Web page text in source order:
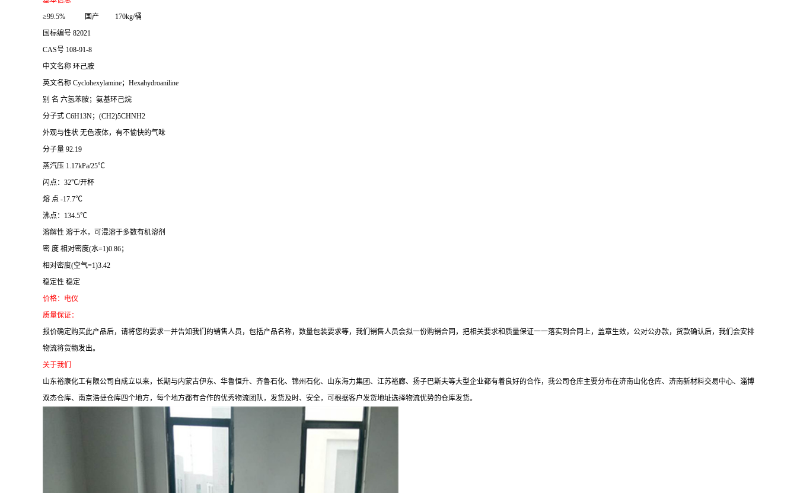
≥99.5% 国产 170kg/桶
国标编号 82021
CAS号 108-91-8
中文名称 环己胺
英文名称 Cyclohexylamine；Hexahydroaniline
别 名 六氢苯胺；氨基环己烷
分子式 C6H13N；(CH2)5CHNH2
外观与性状 无色液体，有不愉快的气味
分子量 92.19
蒸汽压 1.17kPa/25℃
闪点：32℃/开杯
熔 点 -17.7℃
沸点：134.5℃
溶解性 溶于水，可混溶于多数有机溶剂
密 度 相对密度(水=1)0.86；
相对密度(空气=1)3.42
稳定性 稳定
价格：电仪
质量保证：
报价确定购买此产品后，请将您的要求一并告知我们的销售人员，包括产品名称，数量包装要求等，我们销售人员会拟一份购销合同，把相关要求和质量保证一一落实到合同上，盖章生效，公对公办款，货款确认后，我们会安排
物流将货物发出。
关于我们
山东裕康化工有限公司自成立以来，长期与内蒙古伊东、华鲁恒升、齐鲁石化、锦州石化、山东海力集团、江苏裕廊、扬子巴斯夫等大型企业都有着良好的合作，我公司仓库主要分布在济南山化仓库、济南新材料交易中心、淄博
双杰仓库、南京浩捷仓库四个地方，每个地方都有合作的优秀物流团队，发货及时、安全，可根据客户发货地址选择物流优势的仓库发货。